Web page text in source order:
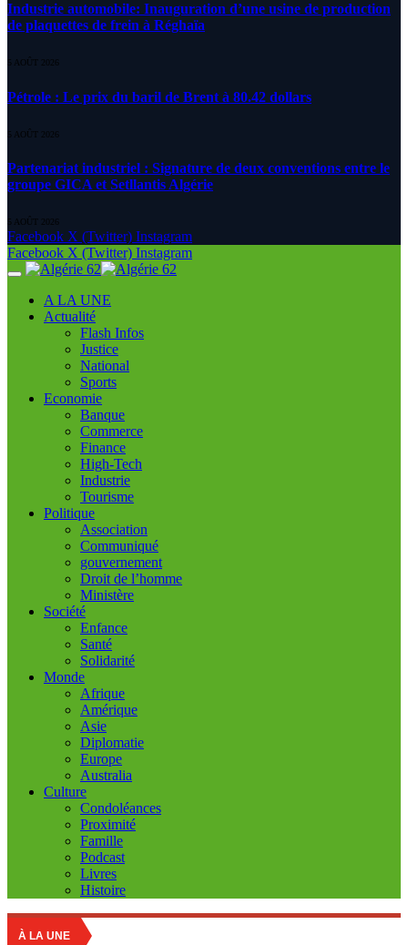
Industrie automobile: Inauguration d’une usine de production
de plaquettes de frein à Réghaïa
5 AOÛT 2026
Pétrole : Le prix du baril de Brent à 80.42 dollars
5 AOÛT 2026
Partenariat industriel : Signature de deux conventions entre le
groupe GICA et Setllantis Algérie
5 AOÛT 2026
Facebook X (Twitter) Instagram
Facebook X (Twitter) Instagram
A LA UNE
Actualité
Flash Infos
Justice
National
Sports
Economie
Banque
Commerce
Finance
High-Tech
Industrie
Tourisme
Politique
Association
Communiqué
gouvernement
Droit de l’homme
Ministère
Société
Enfance
Santé
Solidarité
Monde
Afrique
Amérique
Asie
Diplomatie
Europe
Australia
Culture
Condoléances
Proximité
Famille
Podcast
Livres
Histoire
À LA UNE